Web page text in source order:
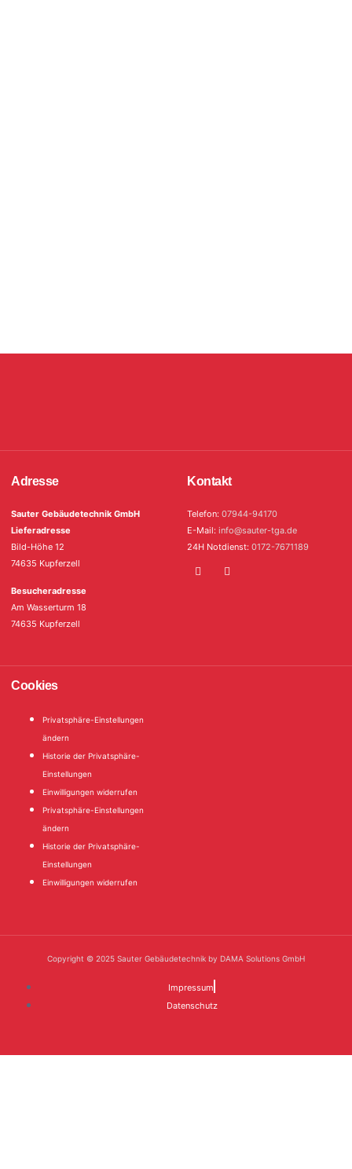
Adresse
Sauter Gebäudetechnik GmbH
Lieferadresse
Bild-Höhe 12
74635 Kupferzell
Besucheradresse
Am Wasserturm 18
74635 Kupferzell
Kontakt
Telefon: 07944-94170
E-Mail: info@sauter-tga.de
24H Notdienst: 0172-7671189
Cookies
Privatsphäre-Einstellungen
ändern
Historie der Privatsphäre-
Einstellungen
Einwilligungen widerrufen
Privatsphäre-Einstellungen
ändern
Historie der Privatsphäre-
Einstellungen
Einwilligungen widerrufen
Copyright © 2025 Sauter Gebäudetechnik by DAMA Solutions GmbH
Impressum
Datenschutz